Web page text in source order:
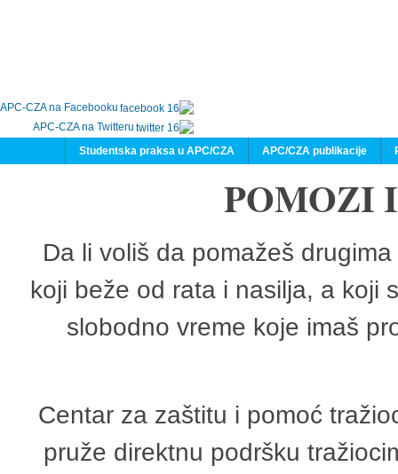
APC-CZA na Facebooku
APC-CZA na Twitteru
APC/CZA publikacije
Studentska praksa u APC/CZA
POMOZI
Da li voliš da pomažeš
koji beže od rata i nasilja, a koji
slobodno vreme koje imaš
Centar za zaštitu i pomoć
pruže direktnu podršku